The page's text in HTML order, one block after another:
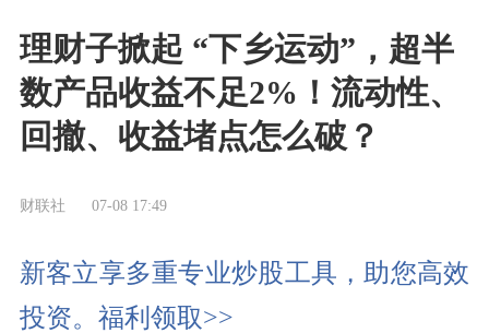
理财子掀起 “下乡运动”，超半
数产品收益不足2%！流动性、
回撤、收益堵点怎么破？
财联社 07-08 17:49
新客立享多重专业炒股工具，助您高效
投资。福利领取>>